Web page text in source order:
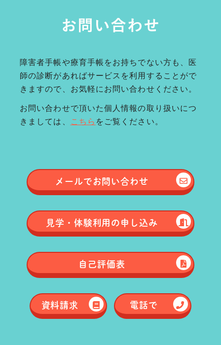
お問い合わせ
障害者手帳や療育手帳をお持ちでない方も、医
師の診断があればサービスを利用することがで
きますので、お気軽にお問い合わせください。
お問い合わせで頂いた個人情報の取り扱いにつ
きましては、
こちら をご覧ください。
メールでお問い合わせ
見学・体験利用の申し込み
自己評価表
資料請求 電話で